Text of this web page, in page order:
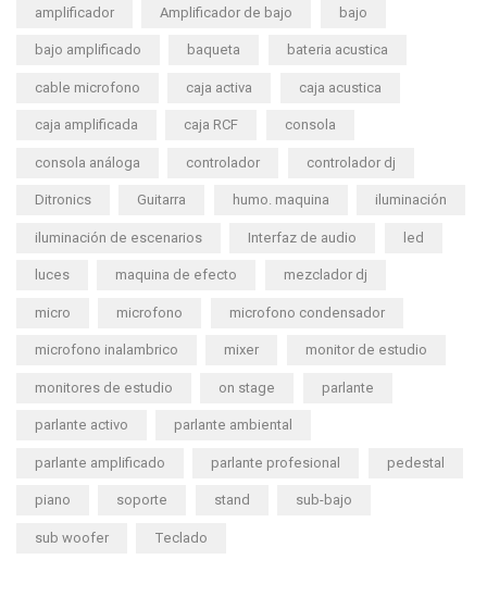
amplificador Amplificador de bajo bajo
bajo amplificado baqueta bateria acustica
cable microfono caja activa caja acustica
caja amplificada caja RCF consola
consola análoga controlador controlador dj
Ditronics Guitarra humo. maquina iluminación
iluminación de escenarios Interfaz de audio led
luces maquina de efecto mezclador dj
micro microfono microfono condensador
microfono inalambrico mixer monitor de estudio
monitores de estudio on stage parlante
parlante activo parlante ambiental
parlante amplificado parlante profesional pedestal
piano soporte stand sub-bajo
sub woofer Teclado